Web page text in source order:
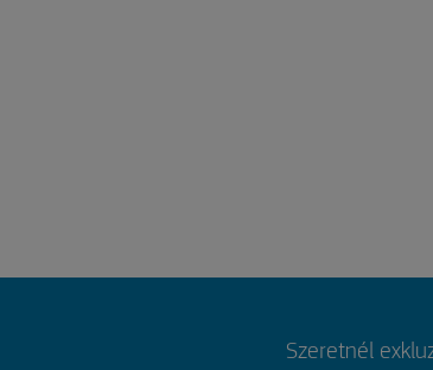
Szeretnél